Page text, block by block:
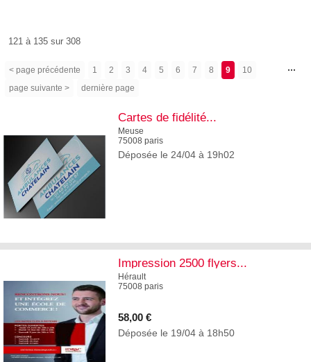
121 à 135 sur 308
< page précédente 1 2 3 4 5 6 7 8 9 10 ...
page suivante > dernière page
Cartes de fidélité...
Meuse
75008 paris
Déposée le 24/04 à 19h02
Impression 2500 flyers...
Hérault
75008 paris
58,00 €
Déposée le 19/04 à 18h50